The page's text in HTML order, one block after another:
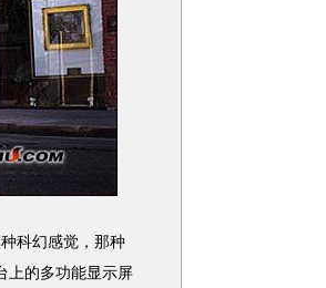
科幻感觉，那种
上的多功能显示屏